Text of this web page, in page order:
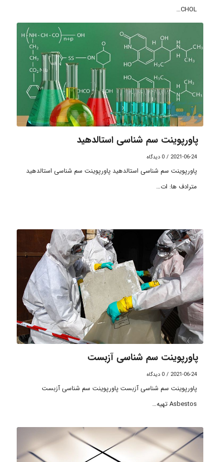
CHOL…
پاورپوینت سم شناسی استالدهید
2021-06-24
/ 0 دیدگاه
پاورپوینت سم شناسی استالدهید پاورپوینت سم شناسی استالدهید
مترادف ها: ات…
پاورپوینت سم شناسی آزبست
2021-06-24
/ 0 دیدگاه
پاورپوینت سم شناسی آزبست پاورپوینت سم شناسی آزبست
Asbestos تهیه…